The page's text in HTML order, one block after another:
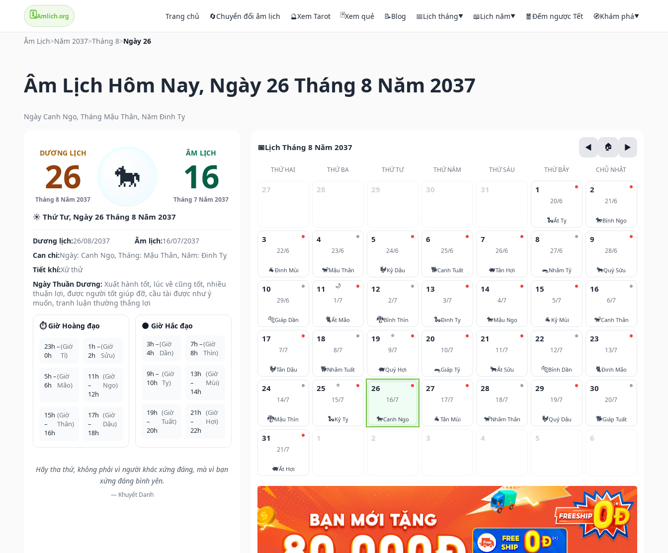
🗓️Amlich.org Trang chủ 🔄Chuyển đổi âm lịch 🔮Xem Tarot 🃏Xem quẻ 📝Blog 📅Lịch tháng▼ 📖Lịch năm▼ 🧧Đếm ngược Tết 🧭Khám phá▼
Âm Lịch>Năm 2037>Tháng 8>Ngày 26
Âm Lịch Hôm Nay, Ngày 26 Tháng 8 Năm 2037
Ngày Canh Ngọ, Tháng Mậu Thân, Năm Đinh Tỵ
DƯƠNG LỊCH
26
Tháng 8 Năm 2037
🐎
ÂM LỊCH
16
Tháng 7 Năm 2037
☀️ Thứ Tư, Ngày 26 Tháng 8 Năm 2037
Dương lịch:26/08/2037 Âm lịch:16/07/2037
Can chi:Ngày: Canh Ngọ, Tháng: Mậu Thân, Năm: Đinh Tỵ
Tiết khí:Xử thử
Ngày Thuần Dương: Xuất hành tốt, lúc về cũng tốt, nhiều
thuận lợi, được người tốt giúp đỡ, cầu tài được như ý
muốn, tranh luận thường thắng lợi
⏱️ Giờ Hoàng đạo
23h –
0h
(Giờ
Tí)
1h –
2h
(Giờ
Sửu)
5h –
6h
(Giờ
Mão)
11h
–
12h
(Giờ
Ngọ)
15h
–
16h
(Giờ
Thân)
17h
–
18h
(Giờ
Dậu)
🌑 Giờ Hắc đạo
3h –
4h
(Giờ
Dần)
7h –
8h
(Giờ
Thìn)
9h –
10h
(Giờ
Tỵ)
13h
–
14h
(Giờ
Mùi)
19h
–
20h
(Giờ
Tuất)
21h
–
22h
(Giờ
Hợi)
Hãy tha thứ, không phải vì người khác xứng đáng, mà vì bạn
xứng đáng bình yên.
— Khuyết Danh
Lịch Tháng 8 Năm 2037
THỨ HAI THỨ BA THỨ TƯ THỨ NĂM THỨ SÁU THỨ BẢY CHỦ NHẬT
27 28 29 30 31 1
20/6
🐍Ất Tỵ
2
21/6
🐎Bính Ngọ
3
22/6
🐐Đinh Mùi
4
23/6
🐒Mậu Thân
5
24/6
🐓Kỷ Dậu
6
25/6
🐕Canh Tuất
7
26/6
🐖Tân Hợi
8
27/6
🐀Nhâm Tý
9
28/6
🐂Quý Sửu
10
29/6
🐅Giáp Dần
🌙
11
1/7
🐈Ất Mão
12
2/7
🐉Bính Thìn
13
3/7
🐍Đinh Tỵ
14
4/7
🐎Mậu Ngọ
15
5/7
🐐 Kỷ Mùi
16
6/7
🐒Canh Thân
17
7/7
🐓Tân Dậu
18
8/7
🐕Nhâm Tuất
⭐
19
9/7
🐖Quý Hợi
20
10/7
🐀Giáp Tý
21
11/7
🐂Ất Sửu
22
12/7
🐅Bính Dần
23
13/7
🐈Đinh Mão
24
14/7
🐉Mậu Thìn
⭐
25
15/7
🐍Kỷ Tỵ
26
16/7
🐎Canh Ngọ
27
17/7
🐐Tân Mùi
28
18/7
🐒Nhâm Thân
29
19/7
🐓Quý Dậu
30
20/7
🐕Giáp Tuất
31
21/7
🐖Ất Hợi
1 2 3 4 5 6